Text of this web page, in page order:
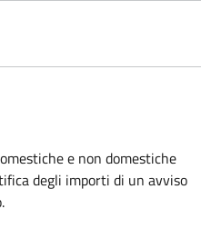
e non domestiche
degli importi di un avviso